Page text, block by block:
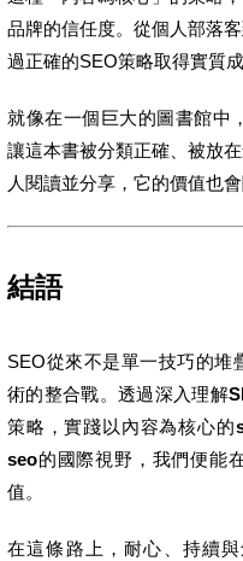
品牌的信任度。從個人部落
過正確的SEO策略取得實質成
就像在一個巨大的圖書館中
讓這本書被分類正確、被放
人閱讀並分享，它的價值也會
結語
SEO從來不是單一技巧的堆
術的整合戰。透過深入理解
策略，實踐以內容為核心的
seo的國際視野，我們便能
值。
在這條路上，耐心、持續